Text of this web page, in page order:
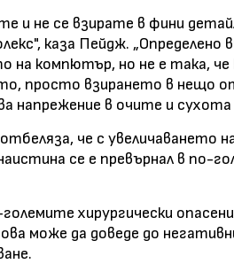
и не се взирате в фини
каза Пейдж. „Определено
на компютър, но не е така,
просто взирането в нещо
напрежение в очите и
че с увеличаването
се е превърнал в по-
хирургически
може да доведе до